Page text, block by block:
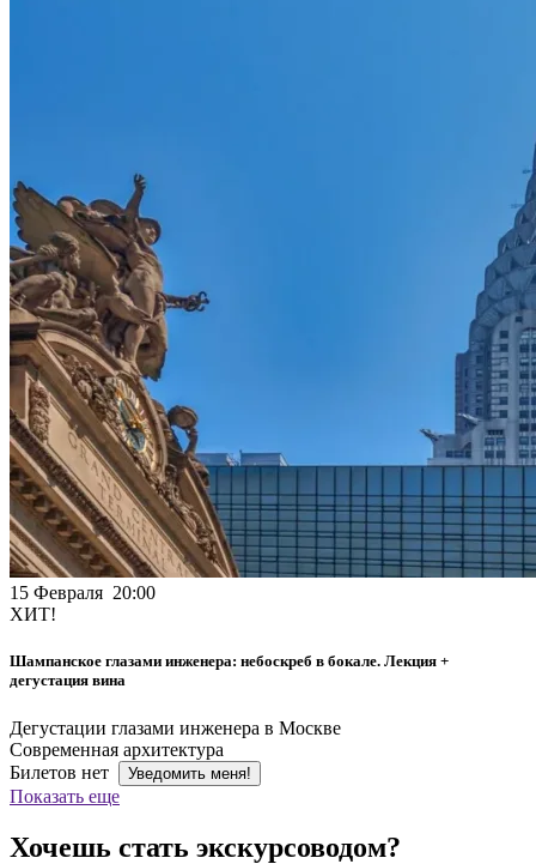
15 Февраля 20:00
ХИТ!
Шампанское глазами инженера: небоскреб в бокале. Лекция +
дегустация вина
Дегустации глазами инженера в Москве
Современная архитектура
Билетов нет
Уведомить меня!
Показать еще
Хочешь стать экскурсоводом?